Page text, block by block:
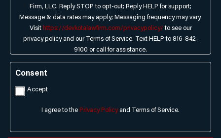
Firm, LLC. Reply STOP to opt-out; Reply HELP for support;
Message & data rates may apply; Messaging frequency may vary.
Visit https://devkotalawfirm.com/privacypolicy/ to see our
privacy policy and our Terms of Service. Text HELP to 816-842-
9100 or call for assistance.
Consent
I Accept
I agree to the Privacy Policyand Terms of Service.